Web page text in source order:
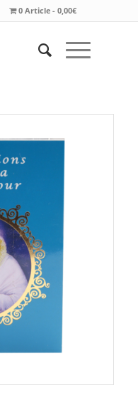
0 Article 0,00€